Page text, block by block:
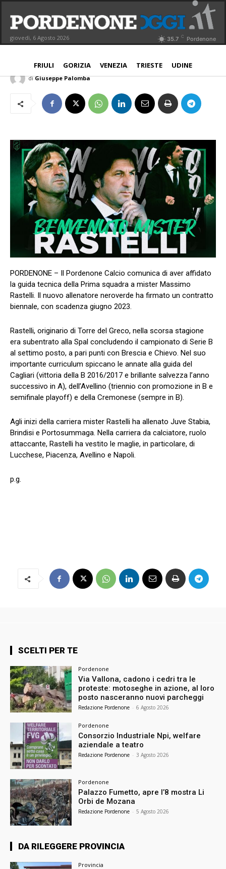
giovedì, 6 Agosto 2026 35.7 C Pordenone
FRIULI GORIZIA VENEZIA TRIESTE UDINE
Pordenone Calcio: ufficiale, Massimo
Rastelli alla guida dei neroverdi
NORD EST PORDENONE PROVINCIA
di Giuseppe Palomba
PORDENONE – Il Pordenone Calcio comunica di aver affidato
la guida tecnica della Prima squadra a mister Massimo
Rastelli. Il nuovo allenatore neroverde ha firmato un contratto
biennale, con scadenza giugno 2023.
Rastelli, originario di Torre del Greco, nella scorsa stagione
era subentrato alla Spal concludendo il campionato di Serie B
al settimo posto, a pari punti con Brescia e Chievo. Nel suo
importante curriculum spiccano le annate alla guida del
Cagliari (vittoria della B 2016/2017 e brillante salvezza l’anno
successivo in A), dell’Avellino (triennio con promozione in B e
semifinale playoff) e della Cremonese (sempre in B).
Agli inizi della carriera mister Rastelli ha allenato Juve Stabia,
Brindisi e Portosummaga. Nella carriera da calciatore, ruolo
attaccante, Rastelli ha vestito le maglie, in particolare, di
Lucchese, Piacenza, Avellino e Napoli.
p.g.
SCELTI PER TE
Pordenone
Via Vallona, cadono i cedri tra le
proteste: motoseghe in azione, al loro
posto nasceranno nuovi parcheggi
Redazione Pordenone - 6 Agosto 2026
Pordenone
Consorzio Industriale Npi, welfare
aziendale a teatro
Redazione Pordenone - 3 Agosto 2026
Pordenone
Palazzo Fumetto, apre l’8 mostra Li
Orbi de Mozana
Redazione Pordenone - 5 Agosto 2026
DA RILEGGERE PROVINCIA
Provincia